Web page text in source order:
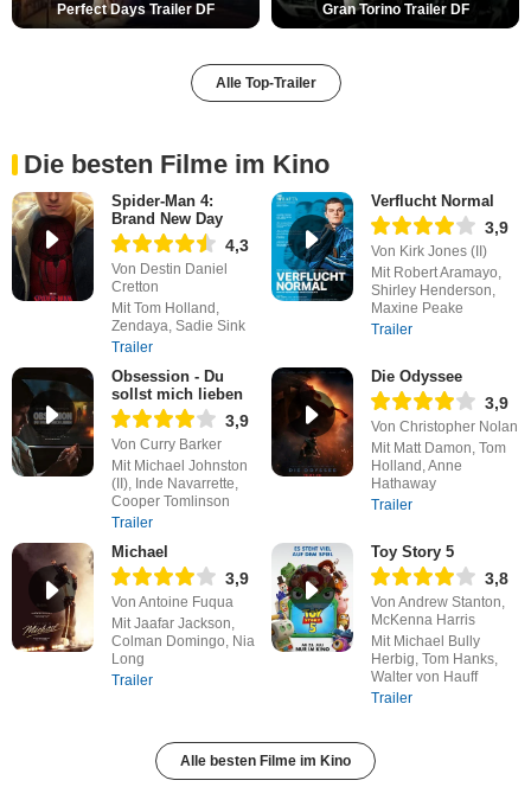
Perfect Days Trailer DF Gran Torino Trailer DF
Alle Top-Trailer
Die besten Filme im Kino
Spider-Man 4:
Brand New Day
4,3
Von Destin Daniel
Cretton
Mit Tom Holland,
Zendaya, Sadie Sink
Trailer
Verflucht Normal
3,9
Von Kirk Jones (II)
Mit Robert Aramayo,
Shirley Henderson,
Maxine Peake
Trailer
Obsession - Du
sollst mich lieben
3,9
Von Curry Barker
Mit Michael Johnston
(II), Inde Navarrette,
Cooper Tomlinson
Trailer
Die Odyssee
3,9
Von Christopher Nolan
Mit Matt Damon, Tom
Holland, Anne
Hathaway
Trailer
Michael
3,9
Von Antoine Fuqua
Mit Jaafar Jackson,
Colman Domingo, Nia
Long
Trailer
Toy Story 5
3,8
Von Andrew Stanton,
McKenna Harris
Mit Michael Bully
Herbig, Tom Hanks,
Walter von Hauff
Trailer
Alle besten Filme im Kino